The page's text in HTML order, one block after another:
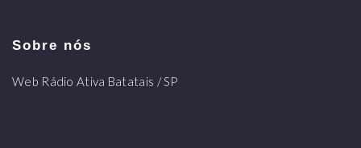
Sobre nós
Web Rádio Ativa Batatais / SP